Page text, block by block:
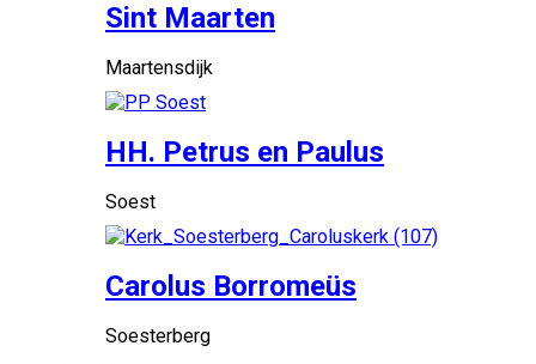
Sint Maarten
Maartensdijk
HH. Petrus en Paulus
Soest
Carolus Borromeüs
Soesterberg